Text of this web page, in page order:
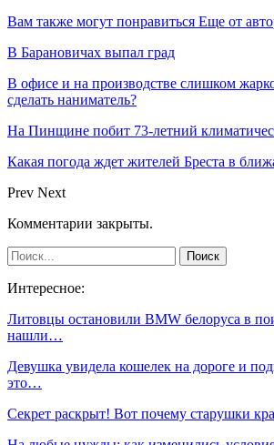
Вам также могут понравиться Еще от
В Барановичах выпал град
В офисе и на производстве слишком
сделать наниматель?
На Пинщине побит 73-летний
Какая погода ждет жителей Бреста в
Prev Next
Комментарии закрыты.
Интересное:
Литовцы остановили BMW белоруса в
нашли…
Девушка увидела кошелек на дороге и
это…
Секрет раскрыт! Вот почему старушки